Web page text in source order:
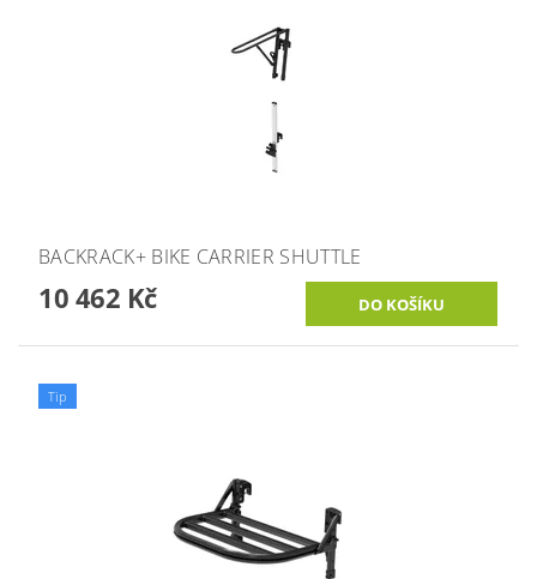
BACKRACK+ BIKE CARRIER SHUTTLE
10 462 Kč
Tip